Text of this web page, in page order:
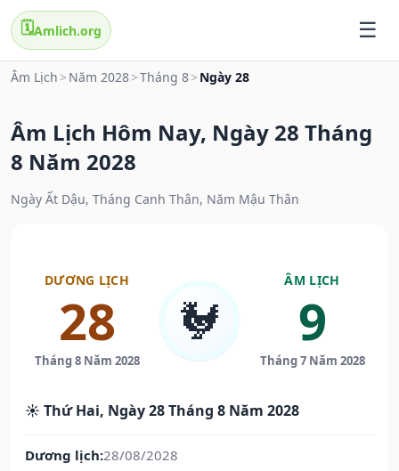
🗓️Amlich.org
Âm Lịch > Năm 2028>Tháng 8> Ngày 28
Âm Lịch Hôm Nay, Ngày 28 Tháng
8 Năm 2028
Ngày Ất Dậu, Tháng Canh Thân, Năm Mậu Thân
DƯƠNG LỊCH
28
Tháng 8 Năm 2028
🐓
ÂM LỊCH
9
Tháng 7 Năm 2028
☀️ Thứ Hai, Ngày 28 Tháng 8 Năm 2028
Dương lịch:28/08/2028